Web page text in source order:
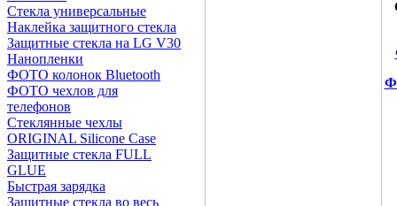
Стекла универсальные
Наклейка защитного стекла
Защитные стекла на LG V30
Нанопленки
ФОТО колонок Bluetooth
ФOTO чехлов для
телефонов
Стеклянные чехлы
ORIGINAL Silicone Case
Защитные стекла FULL
GLUE
Быстрая зарядка
Защитные стекла во весь